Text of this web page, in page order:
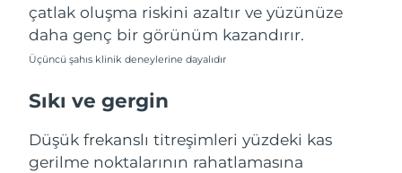
çatlak oluşma riskini azaltır ve yüzünüze
daha genç bir görünüm kazandırır.
Üçüncü şahıs klinik deneylerine dayalıdır
Sıkı ve gergin
Düşük frekanslı titreşimleri yüzdeki kas
gerilme noktalarının rahatlamasına
Yeni Zelanda Tahmini teslim tarihi
Norveç Tahmini teslim tarihi
Umman
Filipinler Tahmini teslim tarihi8/13/26